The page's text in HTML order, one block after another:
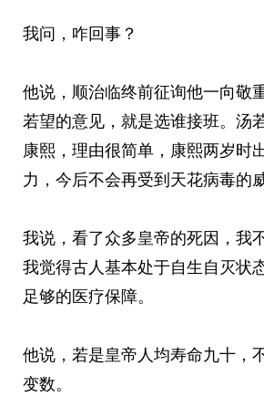
我问，咋回事？
他说，顺治临终前征询他一向敬
若望的意见，就是选谁接班。汤
康熙，理由很简单，康熙两岁时
力，今后不会再受到天花病毒的
我说，看了众多皇帝的死因，我
我觉得古人基本处于自生自灭状
足够的医疗保障。
他说，若是皇帝人均寿命九十，
变数。